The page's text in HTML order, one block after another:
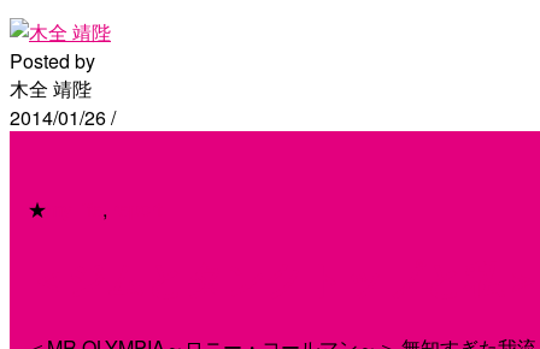
Posted by
木全 靖陛
2014/01/26/
★ ,